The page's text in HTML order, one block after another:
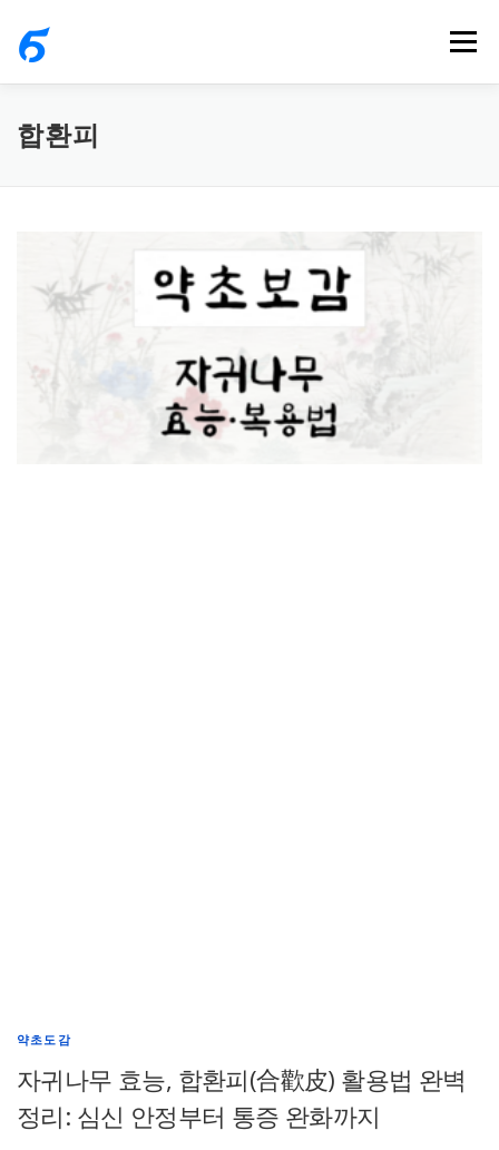
메뉴
합환피
약초도감
자귀나무 효능, 합환피(合歡皮) 활용법 완벽
정리: 심신 안정부터 통증 완화까지